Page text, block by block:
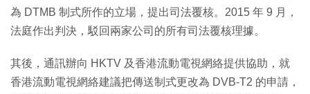
為 DTMB 制式所作的立場，提出司法覆核。2015 年 9 月，
法庭作出判決，駁回兩家公司的所有司法覆核理據。
其後，通訊辦向 HKTV 及香港流動電視網絡提供協助，就
香港流動電視網絡建議把傳送制式更改為 DVB-T2 的申請，